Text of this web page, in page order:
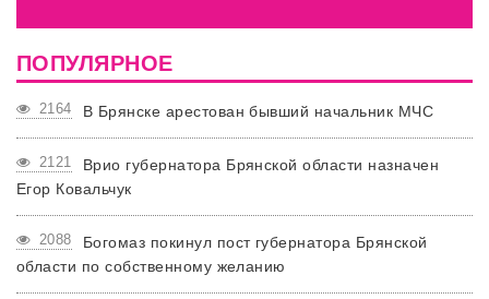
ПОПУЛЯРНОЕ
2164 В Брянске арестован бывший начальник МЧС
2121
Врио губернатора Брянской области назначен
Егор Ковальчук
2088
Богомаз покинул пост губернатора Брянской
области по собственному желанию